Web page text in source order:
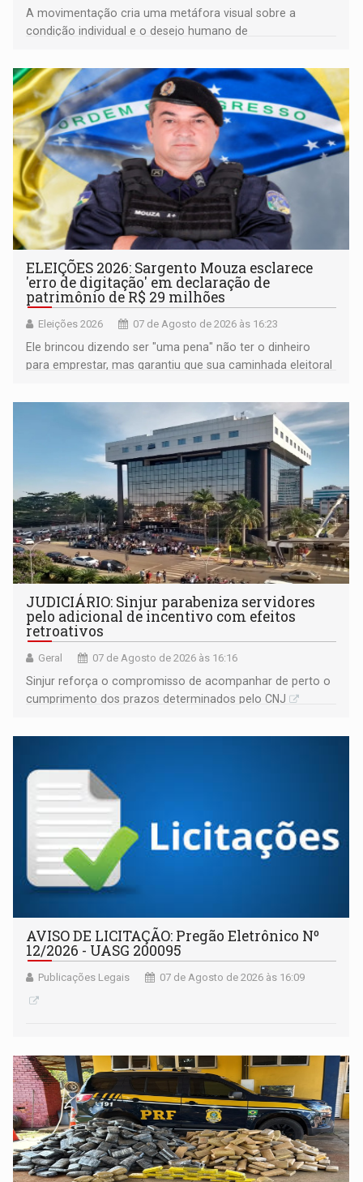
A movimentação cria uma metáfora visual sobre a
condição individual e o desejo humano de
ELEIÇÕES 2026: Sargento Mouza esclarece
'erro de digitação' em declaração de
patrimônio de R$ 29 milhões
Eleições 2026 07 de Agosto de 2026 às 16:23
Ele brincou dizendo ser "uma pena" não ter o dinheiro
para emprestar, mas garantiu que sua caminhada eleitoral
JUDICIÁRIO: Sinjur parabeniza servidores
pelo adicional de incentivo com efeitos
retroativos
Geral 07 de Agosto de 2026 às 16:16
Sinjur reforça o compromisso de acompanhar de perto o
cumprimento dos prazos determinados pelo CNJ
AVISO DE LICITAÇÃO: Pregão Eletrônico Nº
12/2026 - UASG 200095
Publicações Legais 07 de Agosto de 2026 às 16:09